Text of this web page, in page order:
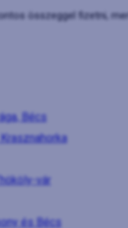
összeggel fizetni,
Bécs
vár
és Bécs